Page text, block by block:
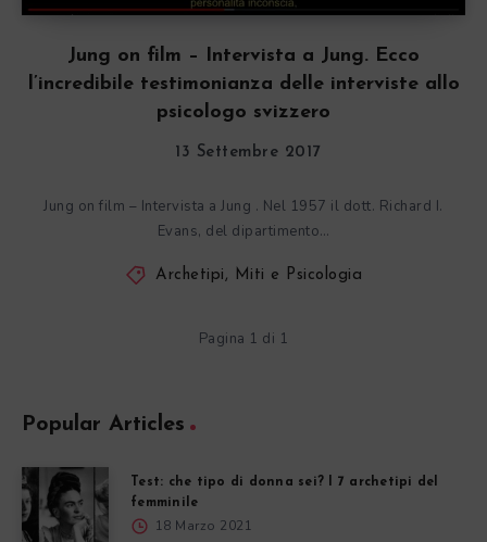
Jung on film – Intervista a Jung. Ecco
l’incredibile testimonianza delle interviste allo
psicologo svizzero
13 Settembre 2017
Jung on film – Intervista a Jung . Nel 1957 il dott. Richard I.
Evans, del dipartimento…
Archetipi, Miti e Psicologia
Pagina 1 di 1
Popular Articles
Test: che tipo di donna sei? I 7 archetipi del
femminile
18 Marzo 2021